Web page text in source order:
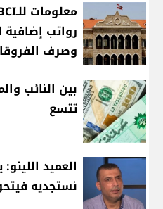
رواتب
وصرف
بين النائب
تتسع
العميد
نستجديه